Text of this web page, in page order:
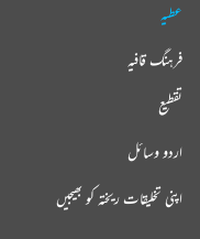
عطیہ
فرہنگ قافیہ
تقطیع
اردو وسائل
اپنی تخلیقات ریختہ کو بھیجیں